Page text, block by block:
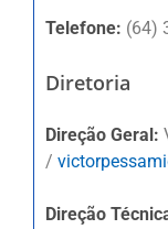
Telefone: (64)
Diretoria
Direção Geral:
/
Direção